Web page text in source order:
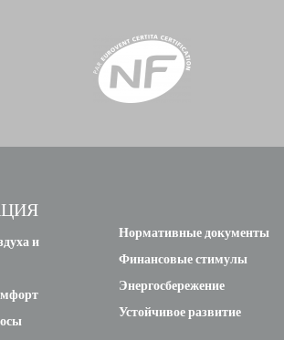
и
Нормативные документы
Финансовые стимулы
Энергосбережение
Устойчивое развитие